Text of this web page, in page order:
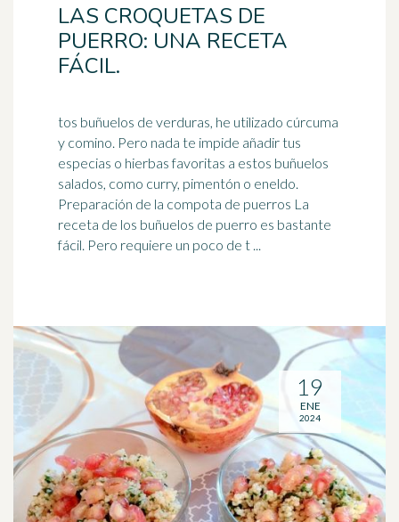
LAS CROQUETAS DE
PUERRO: UNA RECETA
FÁCIL.
tos buñuelos de verduras, he utilizado cúrcuma
y comino. Pero nada te impide añadir tus
especias o hierbas favoritas a estos buñuelos
salados, como curry, pimentón o eneldo.
Preparación de la compota de puerros La
receta de los buñuelos de puerro es bastante
fácil. Pero requiere un poco de t ...
19
ENE
2024